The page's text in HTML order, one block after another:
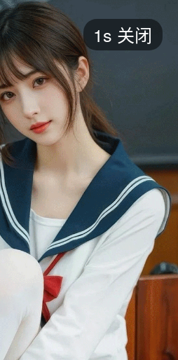
短剧
评分
甜宠 逆袭 玄幻
2024 2023 2022
台湾 美国 韩国 日本
1s 关闭